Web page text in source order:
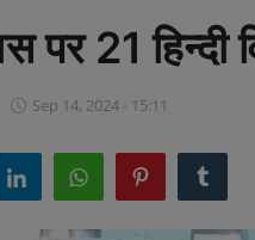
पर 21 हिन्दी
Sep 14, 2024 - 15:11